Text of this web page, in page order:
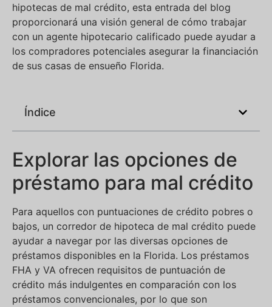
hipotecas de mal crédito, esta entrada del blog
proporcionará una visión general de cómo trabajar
con un agente hipotecario calificado puede ayudar a
los compradores potenciales asegurar la financiación
de sus casas de ensueño Florida.
Índice
Explorar las opciones de
préstamo para mal crédito
Para aquellos con puntuaciones de crédito pobres o
bajos, un corredor de hipoteca de mal crédito puede
ayudar a navegar por las diversas opciones de
préstamos disponibles en la Florida. Los préstamos
FHA y VA ofrecen requisitos de puntuación de
crédito más indulgentes en comparación con los
préstamos convencionales, por lo que son